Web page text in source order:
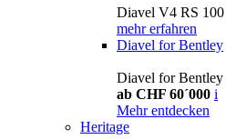
Diavel V4 RS 100
mehr erfahren
Diavel for Bentley
Diavel for Bentley
ab CHF 60´000 i
Mehr entdecken
Heritage